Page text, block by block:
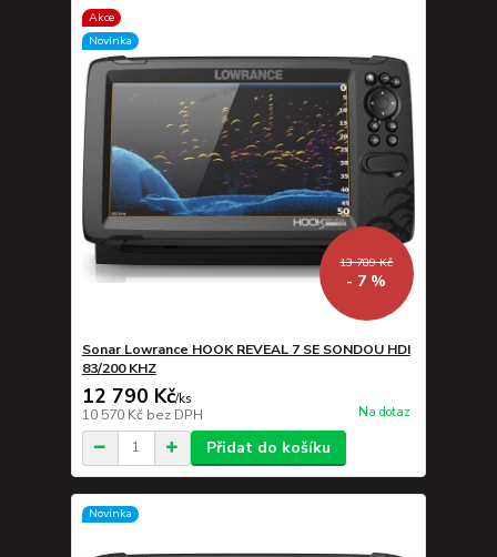
Akce
Novinka
13 789 Kč
- 7 %
Sonar Lowrance HOOK REVEAL 7 SE SONDOU HDI
83/200 KHZ
12 790 Kč/ks
10 570 Kč bez DPH Na dotaz
Přidat do košíku
Novinka